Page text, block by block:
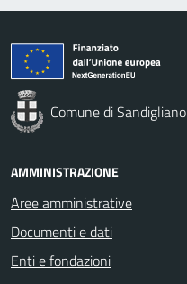
Comune di Sandigliano
AMMINISTRAZIONE
Aree amministrative
Documenti e dati
Enti e fondazioni